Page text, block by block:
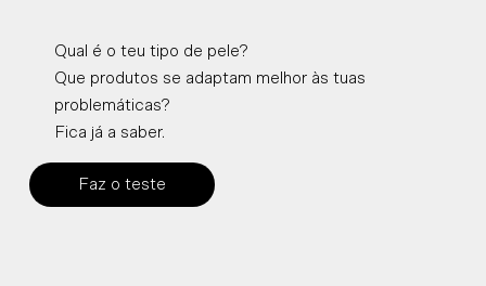
Qual é o teu tipo de pele?
Que produtos se adaptam melhor às tuas
problemáticas?
Fica já a saber.
Faz o teste